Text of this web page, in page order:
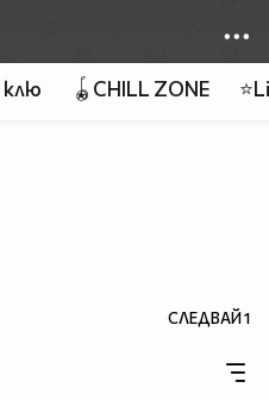
клю 🪀CHILL ZONE
СЛЕДВАЙ1